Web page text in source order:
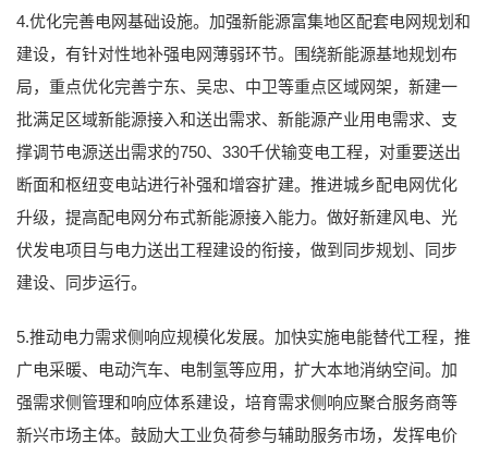
4.优化完善电网基础设施。加强新能源富集地区配套电网规划和
建设，有针对性地补强电网薄弱环节。围绕新能源基地规划布
局，重点优化完善宁东、吴忠、中卫等重点区域网架，新建一
批满足区域新能源接入和送出需求、新能源产业用电需求、支
撑调节电源送出需求的750、330千伏输变电工程，对重要送出
断面和枢纽变电站进行补强和增容扩建。推进城乡配电网优化
升级，提高配电网分布式新能源接入能力。做好新建风电、光
伏发电项目与电力送出工程建设的衔接，做到同步规划、同步
建设、同步运行。
5.推动电力需求侧响应规模化发展。加快实施电能替代工程，推
广电采暖、电动汽车、电制氢等应用，扩大本地消纳空间。加
强需求侧管理和响应体系建设，培育需求侧响应聚合服务商等
新兴市场主体。鼓励大工业负荷参与辅助服务市场，发挥电价